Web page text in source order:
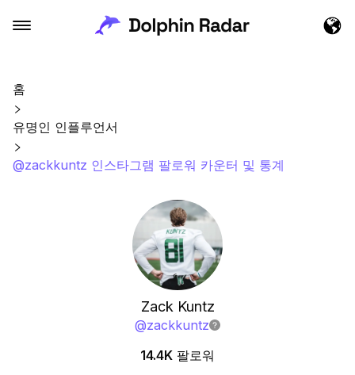
홈
유명인 인플루언서
@zackkuntz 인스타그램 팔로워 카운터 및 통계
Zack Kuntz
@zackkuntz
14.4K 팔로워